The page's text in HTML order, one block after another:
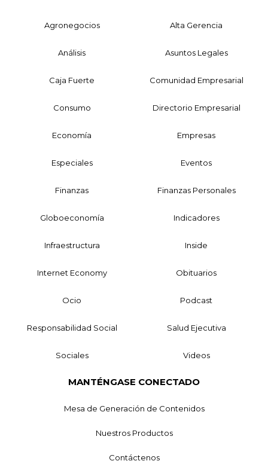
Agronegocios Alta Gerencia
Análisis Asuntos Legales
Caja Fuerte Comunidad Empresarial
Consumo Directorio Empresarial
Economía Empresas
Especiales Eventos
Finanzas Finanzas Personales
Globoeconomía Indicadores
Infraestructura Inside
Internet Economy Obituarios
Ocio Podcast
Responsabilidad Social Salud Ejecutiva
Sociales Videos
MANTÉNGASE CONECTADO
Mesa de Generación de Contenidos
Nuestros Productos
Contáctenos